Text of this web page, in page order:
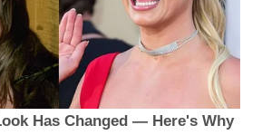
Has Changed — Here's Why